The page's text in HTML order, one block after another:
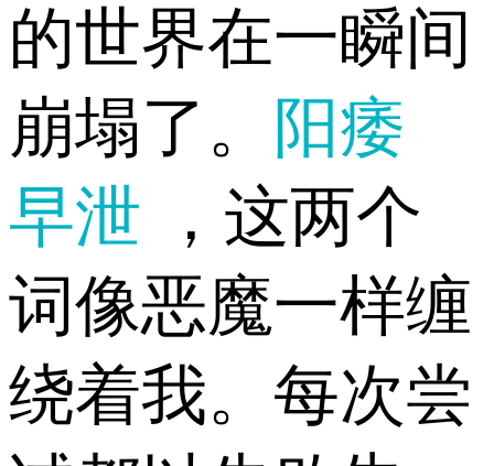
的世界在一瞬间
崩塌了。
阳痿
早泄
，这两个
词像恶魔一样缠
绕着我。每次尝